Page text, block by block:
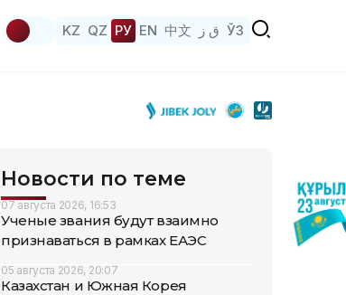
KZ QZ РУ EN 中文 ق ز ЎЗ
Новости по теме
07 августа 2026, 16:53
Ученые звания будут взаимно
признаваться в рамках ЕАЭС
05 августа 2026, 20:07
Казахстан и Южная Корея